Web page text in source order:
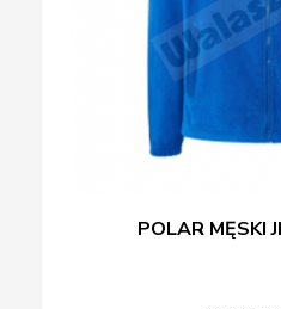
POLAR MĘSKI